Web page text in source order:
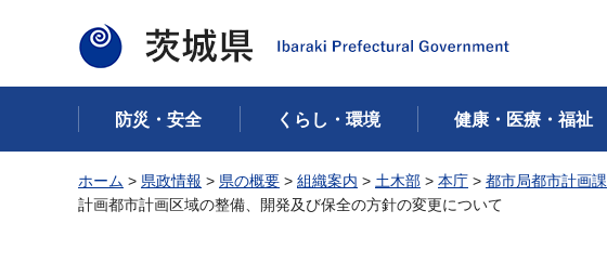
茨城県
防災・安全 くらし・環境 健康・医療・福祉
ホーム > 県政情報 > 県の概要 > 組織案内 > 土木部 > 本庁 > 都市局都市計画課
計画都市計画区域の整備、開発及び保全の方針の変更について